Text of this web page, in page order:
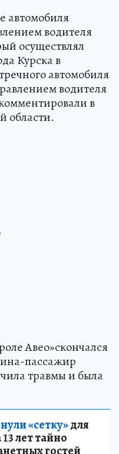
автомобиля
водителя
осуществлял
Курска в
автомобиля
водителя
в
области.
Авео»скончался
пассажир
травмы и была
«сетку»для
лет тайно
гостей